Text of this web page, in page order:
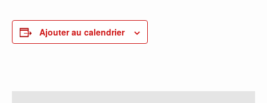
Ajouter au calendrier